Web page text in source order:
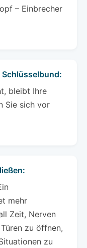
– Einbrecher
bleibt Ihre
Sie sich vor
mehr
Zeit, Nerven
zu öffnen,
zu